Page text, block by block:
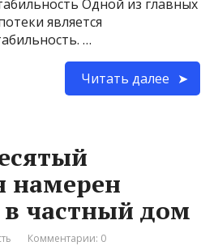
Одной из главных
является
…
Читать далее
намерен
в частный дом
Комментарии: 0